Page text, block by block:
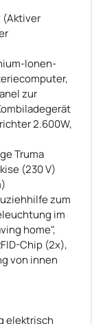
(Aktiver
Ionen-
zur
2.600W,
Truma
(230 V)
zum
im
home",
Chip (2x),
von innen
elektrisch